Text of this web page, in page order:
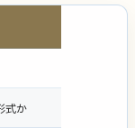
式か